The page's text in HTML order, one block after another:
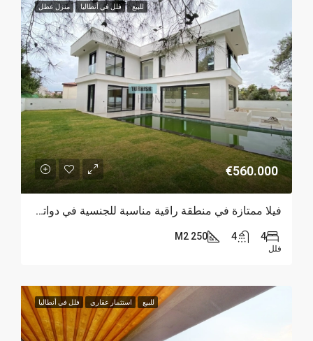
للبيع فلل في أنطاليا منزل عطل
€560.000
فيلا ممتازة في منطقة راقية مناسبة للجنسية في دواتشي – أنطاليا
4
4
250 M2
فلل
للبيع استثمار عقاري فلل في أنطاليا